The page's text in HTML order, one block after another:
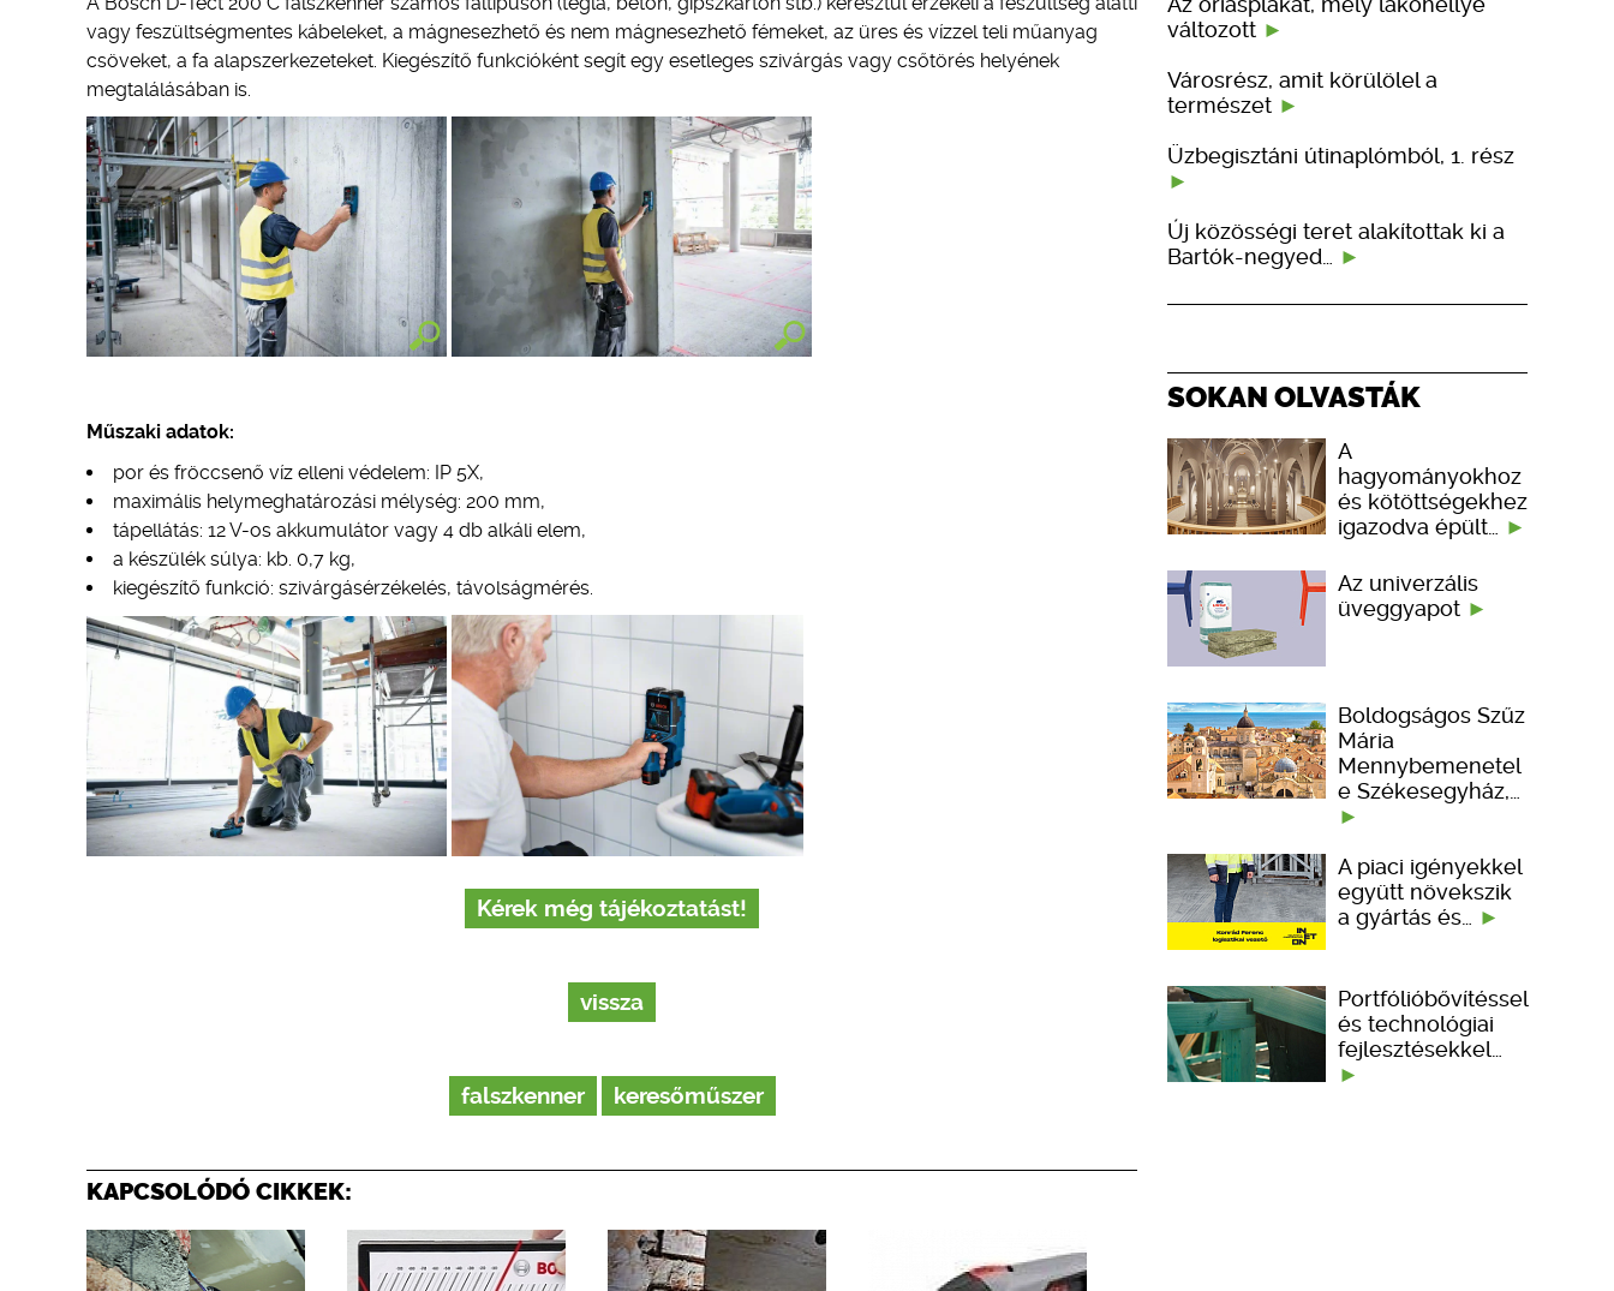
vagy feszültségmentes kábeleket, a mágnesezhető és nem mágnesezhető fémeket, az üres és vízzel teli műanyag
csöveket, a fa alapszerkezeteket. Kiegészítő funkcióként segít egy esetleges szivárgás vagy csőtörés helyének
megtalálásában is.
Műszaki adatok:
por és fröccsenő víz elleni védelem: IP 5X,
maximális helymeghatározási mélység: 200 mm,
tápellátás: 12 V-os akkumulátor vagy 4 db alkáli elem,
a készülék súlya: kb. 0,7 kg,
kiegészítő funkció: szivárgásérzékelés, távolságmérés.
Kérek még tájékoztatást!
vissza
falszkenner keresőműszer
KAPCSOLÓDÓ CIKKEK:
változott
Városrész, amit körülölel a
természet
Üzbegisztáni útinaplómból, 1. rész
Új közösségi teret alakítottak ki a
Bartók-negyed…
SOKAN OLVASTÁK
A
hagyományokhoz
és kötöttségekhez
igazodva épült…
Az univerzális
üveggyapot
Boldogságos Szűz
Mária
Mennybemenetel
e Székesegyház,…
A piaci igényekkel
együtt növekszik
a gyártás és…
Portfólióbővítéssel
és technológiai
fejlesztésekkel…